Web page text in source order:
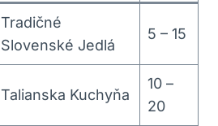
Tradičné
Slovenské Jedlá
5 – 15
Talianska Kuchyňa
10 –
20